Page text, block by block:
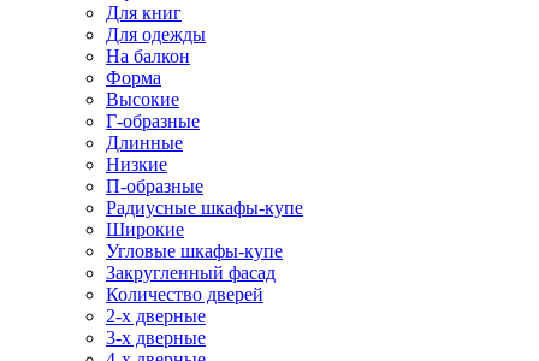
Для книг
Для одежды
На балкон
Форма
Высокие
Г-образные
Длинные
Низкие
П-образные
Радиусные шкафы-купе
Широкие
Угловые шкафы-купе
Закругленный фасад
Количество дверей
2-х дверные
3-х дверные